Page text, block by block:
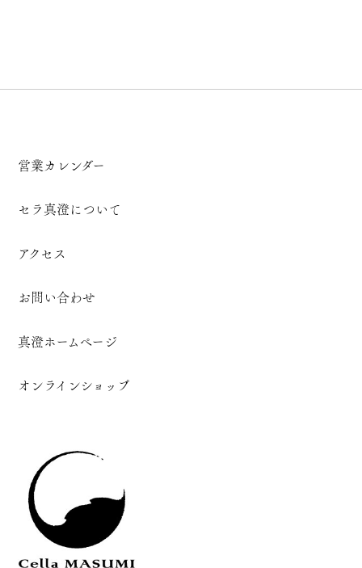
営業カレンダー
セラ真澄について
アクセス
お問い合わせ
真澄ホームページ
オンラインショップ